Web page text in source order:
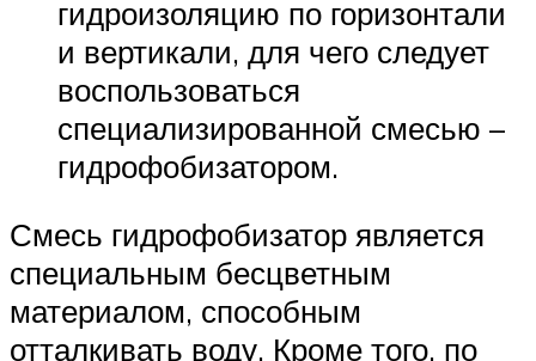
гидроизоляцию по горизонтали
и вертикали, для чего следует
воспользоваться
специализированной смесью –
гидрофобизатором.
Смесь гидрофобизатор является
специальным бесцветным
материалом, способным
отталкивать воду. Кроме того, по